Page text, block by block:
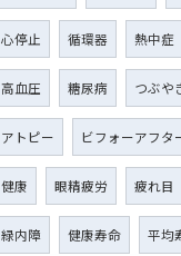
心停止 循環器 熱中症
高血圧 糖尿病 つぶや
アトピー ビフォーアフタ
健康 眼精疲労 疲れ目
緑内障 健康寿命 平均